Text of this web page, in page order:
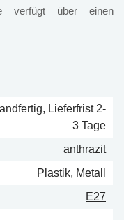
über einen
Lieferfrist 2-
3 Tage
anthrazit
Plastik, Metall
E27